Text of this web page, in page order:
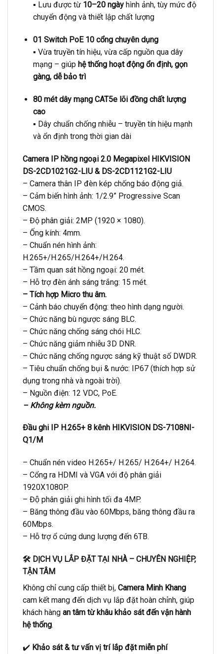
▪️ Lưu được từ 10–20 ngàyhình ảnh, tùy mức độ
chuyển động và thiết lập chất lượng
01 Switch PoE 10 cổng chuyên dụng
▪️ Vừa truyền tín hiệu, vừa cấp nguồn qua dây
mạng – giúp hệ thống hoạt động ổn định, gọn
gàng, dễ bảo trì
80 mét dây mạng CAT5e lõi đồng chất lượng
cao
▪️ Dây chuẩn chống nhiễu – truyền tín hiệu mạnh
và ổn định trong thời gian dài
Camera IP hồng ngoại 2.0 Megapixel HIKVISION
DS-2CD1021G2-LIU & DS-2CD1121G2-LIU
– Camera thân IP đèn kép chống báo động giả.
– Cảm biến hình ảnh: 1/2.9” Progressive Scan
CMOS.
– Độ phân giải: 2MP (1920 × 1080).
– Ống kính: 4mm.
– Chuẩn nén hình ảnh:
H.265+/H.265/H.264+/H.264.
– Tầm quan sát hồng ngoại: 20 mét.
– Hỗ trợ đèn ánh sáng trắng: 15 mét.
– Tích hợp Micro thu âm.
– Cảnh báo chuyển động: theo hình dạng người.
– Chức năng bù ngược sáng BLC.
– Chức năng chống sáng chói HLC.
– Chức năng giảm nhiễu 3D DNR.
– Chức năng chống ngược sáng kỹ thuật số DWDR.
– Tiêu chuẩn chống bụi & nước: IP67 (thích hợp sử
dụng trong nhà và ngoài trời).
– Nguồn điện: 12 VDC, PoE.
– Không kèm nguồn.
Đầu ghi IP H.265+ 8 kênh HIKVISION DS-7108NI-
Q1/M
– Chuẩn nén video H.265+/ H.265/ H.264+/ H.264.
– Cổng ra HDMI và VGA với độ phân giải
1920X1080P.
– Độ phân giải ghi hình tối đa 4MP.
– Băng thông đầu vào 60Mbps, băng thông đầu ra
60Mbps.
– Hỗ trợ ổ cứng dung lượng đến 6TB.
🛠️ DỊCH VỤ LẮP ĐẶT TẠI NHÀ – CHUYÊN NGHIỆP,
TẬN TÂM
Không chỉ cung cấp thiết bị, Camera Minh Khang
cam kết mang đến dịch vụ lắp đặt hoàn chỉnh, giúp
khách hàng an tâm từ khâu khảo sát đến vận hành
hệ thống.
✔️ Khảo sát & tư vấn vị trí lắp đặt miễn phí